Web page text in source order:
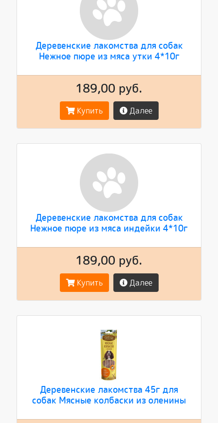
Деревенские лакомства для собак
Нежное пюре из мяса утки 4*10г
189,00 руб.
Купить Далее
Деревенские лакомства для собак
Нежное пюре из мяса индейки 4*10г
189,00 руб.
Купить Далее
Деревенские лакомства 45г для
собак Мясные колбаски из оленины